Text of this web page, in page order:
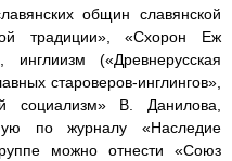
общин славянской
традиции», «Схорон Еж
(«Древнерусская
староверов-инглингов»,
социализм» В. Данилова,
по журналу «Наследие
можно отнести «Союз